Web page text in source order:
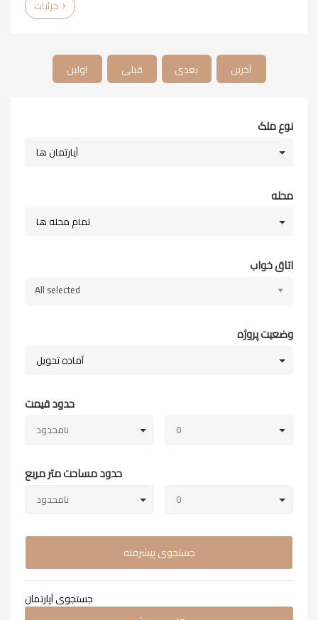
اولین قبلی بعدی آخرین
نوع ملک
آپارتمان ها
محله
تمام محله ها
اتاق خواب
All selected
وضعیت پروژه
آماده تحویل
حدود قیمت
0 نامحدود
حدود مساحت متر مربع
0 نامحدود
جستجوی پیشرفته
جستجوی آپارتمان